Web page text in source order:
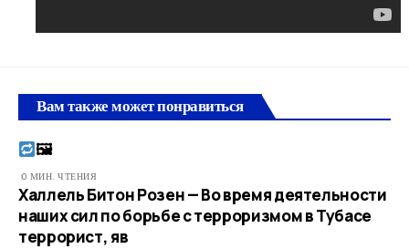
Вам также может понравиться
🖼​
0 МИН. ЧТЕНИЯ
Халлель Битон Розен — Во время деятельности
наших сил по борьбе с терроризмом в Тубасе
террорист, яв